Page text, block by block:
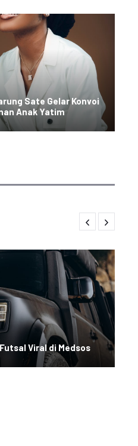
Sate Gelar Konvoi
Anak Yatim
Viral di Medsos